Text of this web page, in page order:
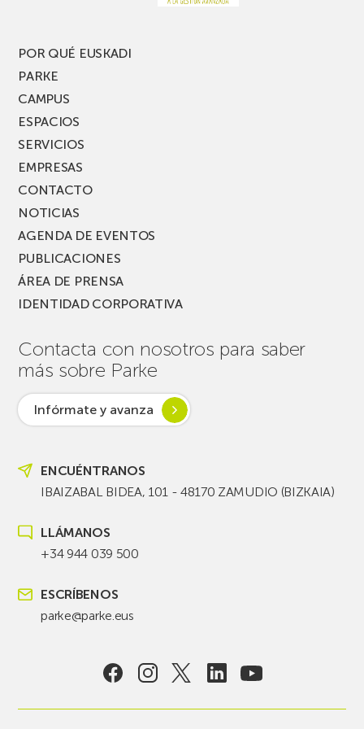
PARKEA
MUSIK
POR QUÉ EUSKADI
PARKE
CAMPUS
ESPACIOS
SERVICIOS
EMPRESAS
CONTACTO
NOTICIAS
AGENDA DE EVENTOS
PUBLICACIONES
ÁREA DE PRENSA
IDENTIDAD CORPORATIVA
Contacta con nosotros para saber
más sobre Parke
Infórmate y avanza
ENCUÉNTRANOS
IBAIZABAL BIDEA, 101 - 48170 ZAMUDIO (BIZKAIA)
LLÁMANOS
+34 944 039 500
ESCRÍBENOS
parke@parke.eus